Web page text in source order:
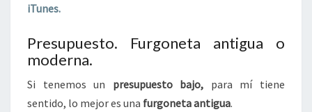
iTunes.
Presupuesto. Furgoneta antigua o
moderna.
Si tenemos un presupuesto bajo, para mí tiene
sentido, lo mejor es una furgoneta antigua.